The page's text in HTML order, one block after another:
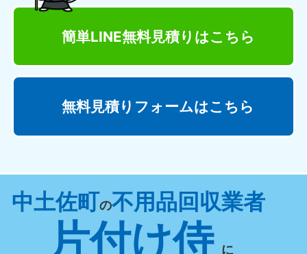
簡単LINE無料見積り はこちら
無料見積りフォームはこちら
中土佐町の不用品回収業者
片付け侍 に